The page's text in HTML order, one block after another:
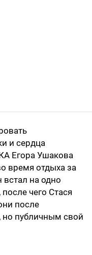
и сердца
Егора Ушакова
время отдыха за
встал на одно
чего Стася
после
но публичным свой